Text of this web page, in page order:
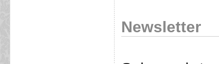
Newsletter